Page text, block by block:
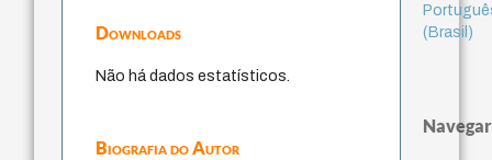
Downloads
Não há dados estatísticos.
Biografia do Autor
(Brasil)
Navegar